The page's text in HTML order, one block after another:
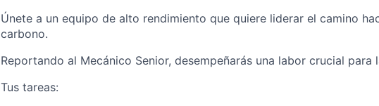
Únete a un equipo de alto rendimiento que quiere liderar el camino
carbono.
Reportando al Mecánico Senior, desempeñarás una labor crucial para
Tus tareas: